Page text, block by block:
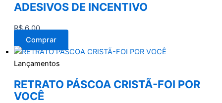
ADESIVOS DE INCENTIVO
R$6,00
Comprar
Lançamentos
RETRATO PÁSCOA CRISTÃ-FOI POR
VOCÊ